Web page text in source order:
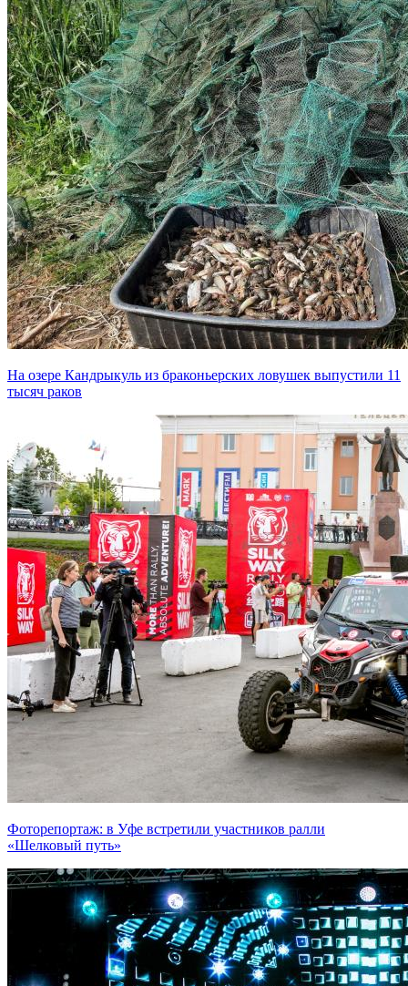
На озере Кандрыкуль из браконьерских ловушек выпустили 11
тысяч раков
Фоторепортаж: в Уфе встретили участников ралли
«Шелковый путь»